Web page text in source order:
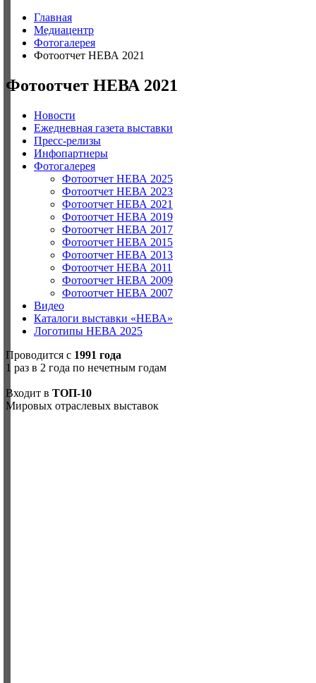
Главная
Медиацентр
Фотогалерея
Фотоотчет НЕВА 2021
Фотоотчет НЕВА 2021
Новости
Ежедневная газета выставки
Пресс-релизы
Инфопартнеры
Фотогалерея
Фотоотчет НЕВА 2025
Фотоотчет НЕВА 2023
Фотоотчет НЕВА 2021
Фотоотчет НЕВА 2019
Фотоотчет НЕВА 2017
Фотоотчет НЕВА 2015
Фотоотчет НЕВА 2013
Фотоотчет НЕВА 2011
Фотоотчет НЕВА 2009
Фотоотчет НЕВА 2007
Видео
Каталоги выставки «НЕВА»
Логотипы НЕВА 2025
Проводится с 1991 года
1 раз в 2 года по нечетным годам
Входит в ТОП-10
Мировых отраслевых выставок